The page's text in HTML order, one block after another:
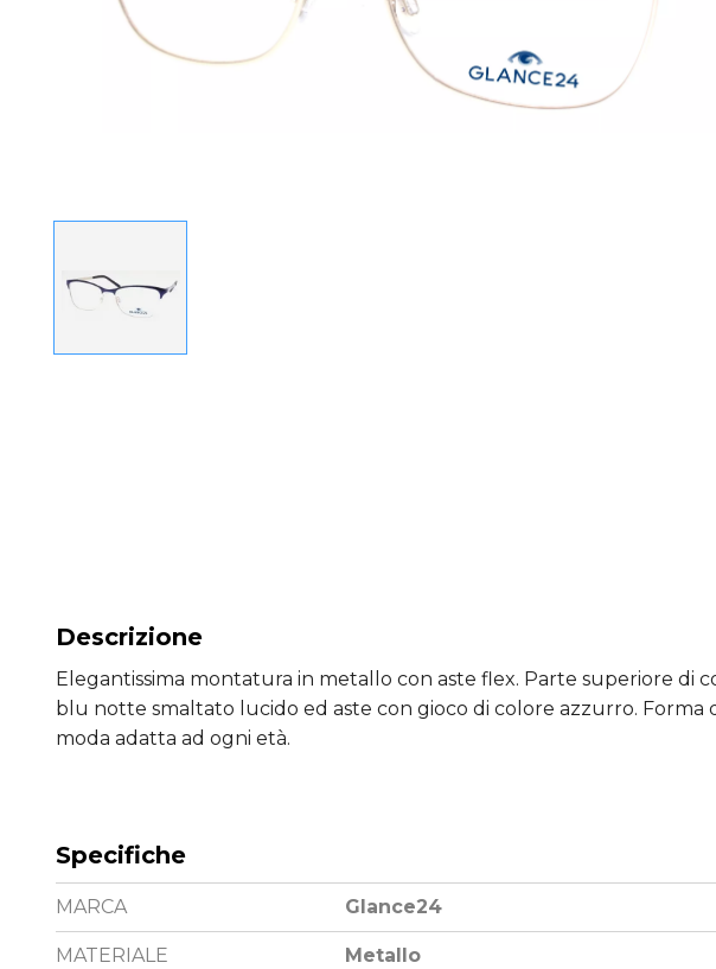
Descrizione
Elegantissima montatura in metallo con aste flex. Parte superiore di
blu notte smaltato lucido ed aste con gioco di colore azzurro. Forma
moda adatta ad ogni età.
Specifiche
MARCA Glance24
MATERIALE Metallo